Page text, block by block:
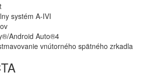
systém A-IVI
Android Auto®4
vnútorného spätného zrkadla